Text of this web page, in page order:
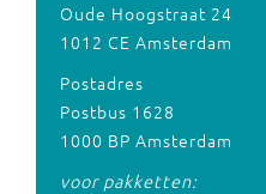
Oude Hoogstraat 24
1012 CE Amsterdam
Postadres
Postbus 1628
1000 BP Amsterdam
voor pakketten: